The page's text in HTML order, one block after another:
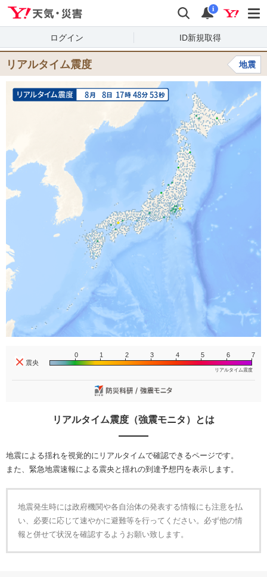
検索 通知
i
ログイン ID新規取得
リアルタイム震度 地震
8 8 17 48 53
0 1 2 3 4 5 6
7
震央
リアルタイム震度（強震モニタ）とは
地震による揺れを視覚的にリアルタイムで確認できるページです。
また、緊急地震速報による震央と揺れの到達予想円を表示します。
地震発生時には政府機関や各自治体の発表する情報にも注意を払
い、必要に応じて速やかに避難等を行ってください。必ず他の情
報と併せて状況を確認するようお願い致します。